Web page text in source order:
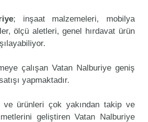
; inşaat malzemeleri, mobilya
ölçü aletleri, genel hırdavat ürün
çalışan Vatan Nalburiye geniş
yapmaktadır.
ürünleri çok yakından takip ve
geliştiren Vatan Nalburiye